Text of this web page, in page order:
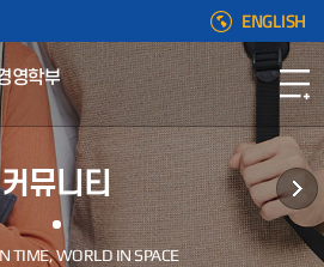
ENGLISH
영학부
커뮤니티